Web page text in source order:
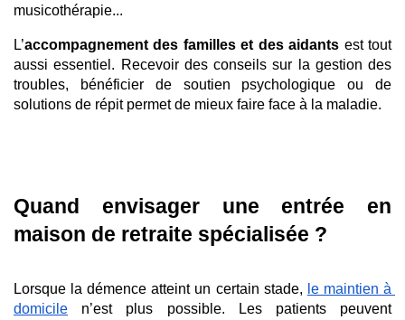
musicothérapie...
L’accompagnement des familles et des aidants est tout
aussi essentiel. Recevoir des conseils sur la gestion des
troubles, bénéficier de soutien psychologique ou de
solutions de répit permet de mieux faire face à la maladie.
Quand envisager une entrée en
maison de retraite spécialisée ?
Lorsque la démence atteint un certain stade, le maintien à
domicile n’est plus possible. Les patients peuvent